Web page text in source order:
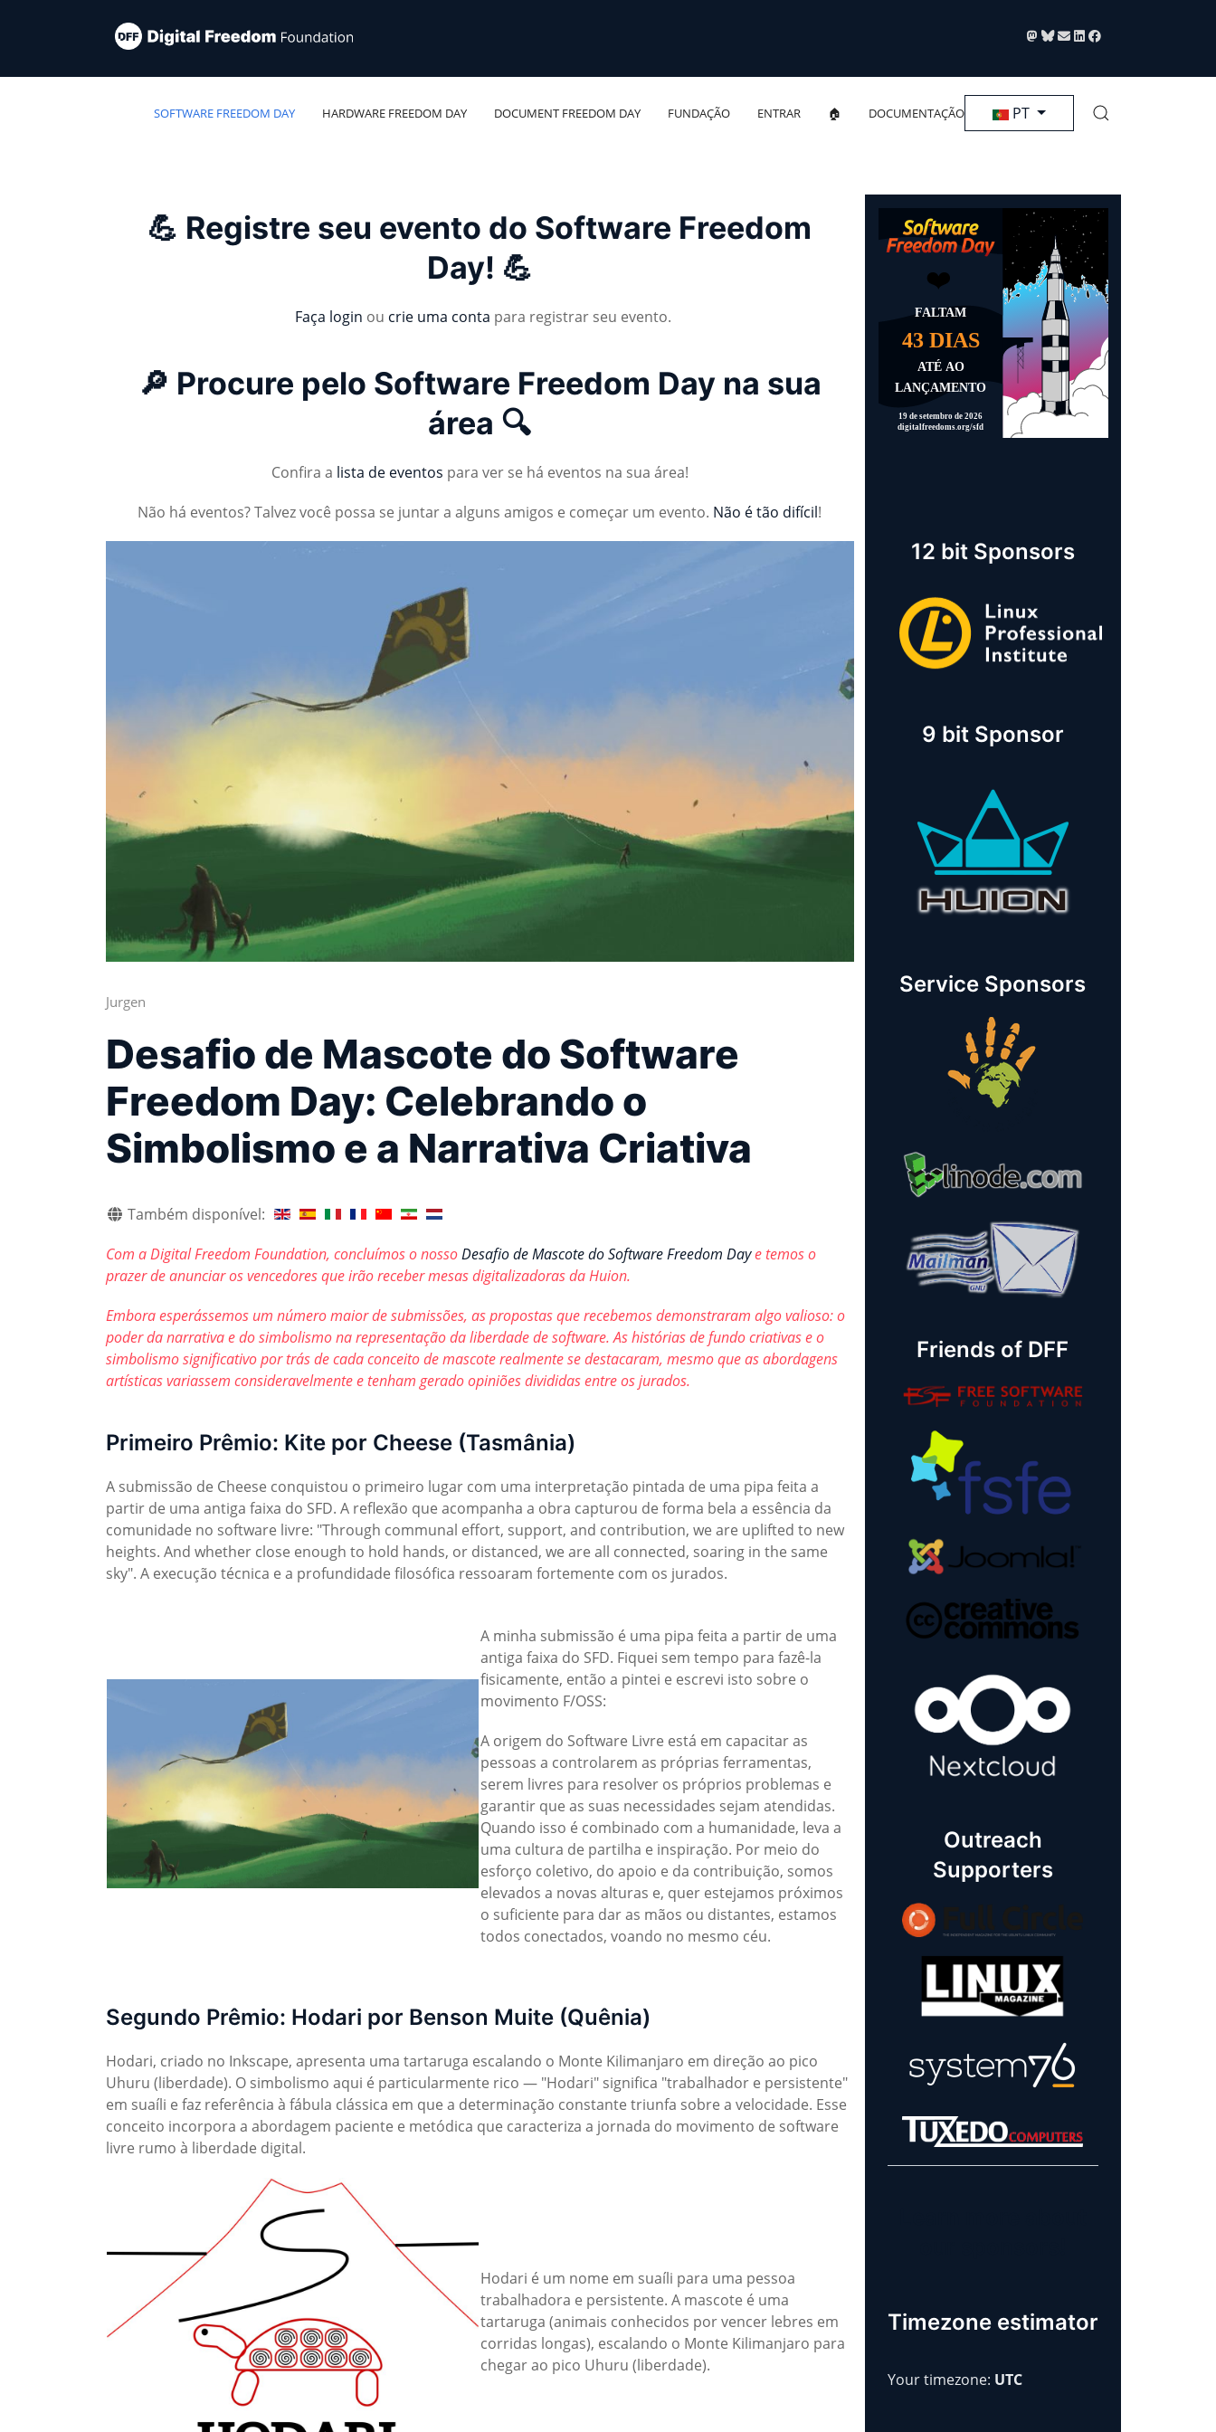
SOFTWARE FREEDOM DAY HARDWARE FREEDOM DAY DOCUMENT FREEDOM DAY FUNDAÇÃO ENTRAR 🏠 DOCUMENTAÇÃO Selecione seu Idioma
PT
💪 Registre seu evento do Software Freedom
Day! 💪
Faça login ou crie uma conta para registrar seu evento.
🔎 Procure pelo Software Freedom Day na sua
área 🔍
Confira a lista de eventos para ver se há eventos na sua área!
Não há eventos? Talvez você possa se juntar a alguns amigos e começar um evento. Não é tão difícil!
Jurgen
Desafio de Mascote do Software
Freedom Day: Celebrando o
Simbolismo e a Narrativa Criativa
Também disponível:
Com a Digital Freedom Foundation, concluímos o nossoDesafio de Mascote do Software Freedom Daye temos o
prazer de anunciar os vencedores que irão receber mesas digitalizadoras da Huion.
Embora esperássemos um número maior de submissões, as propostas que recebemos demonstraram algo valioso: o
poder da narrativa e do simbolismo na representação da liberdade de software. As histórias de fundo criativas e o
simbolismo significativo por trás de cada conceito de mascote realmente se destacaram, mesmo que as abordagens
artísticas variassem consideravelmente e tenham gerado opiniões divididas entre os jurados.
Primeiro Prêmio: Kite por Cheese (Tasmânia)
A submissão de Cheese conquistou o primeiro lugar com uma interpretação pintada de uma pipa feita a
partir de uma antiga faixa do SFD. A reflexão que acompanha a obra capturou de forma bela a essência da
comunidade no software livre: "Through communal effort, support, and contribution, we are uplifted to new
heights. And whether close enough to hold hands, or distanced, we are all connected, soaring in the same
sky". A execução técnica e a profundidade filosófica ressoaram fortemente com os jurados.
A minha submissão é uma pipa feita a partir de uma
antiga faixa do SFD. Fiquei sem tempo para fazê-la
fisicamente, então a pintei e escrevi isto sobre o
movimento F/OSS:
A origem do Software Livre está em capacitar as
pessoas a controlarem as próprias ferramentas,
serem livres para resolver os próprios problemas e
garantir que as suas necessidades sejam atendidas.
Quando isso é combinado com a humanidade, leva a
uma cultura de partilha e inspiração. Por meio do
esforço coletivo, do apoio e da contribuição, somos
elevados a novas alturas e, quer estejamos próximos
o suficiente para dar as mãos ou distantes, estamos
todos conectados, voando no mesmo céu.
Segundo Prêmio: Hodari por Benson Muite (Quênia)
Hodari, criado no Inkscape, apresenta uma tartaruga escalando o Monte Kilimanjaro em direção ao pico
Uhuru (liberdade). O simbolismo aqui é particularmente rico — "Hodari" significa "trabalhador e persistente"
em suaíli e faz referência à fábula clássica em que a determinação constante triunfa sobre a velocidade. Esse
conceito incorpora a abordagem paciente e metódica que caracteriza a jornada do movimento de software
livre rumo à liberdade digital.
Hodari é um nome em suaíli para uma pessoa
trabalhadora e persistente. A mascote é uma
tartaruga (animais conhecidos por vencer lebres em
corridas longas), escalando o Monte Kilimanjaro para
chegar ao pico Uhuru (liberdade).
12 bit Sponsors
9 bit Sponsor
Service Sponsors
Friends of DFF
Outreach
Supporters
Timezone estimator
Your timezone: UTC